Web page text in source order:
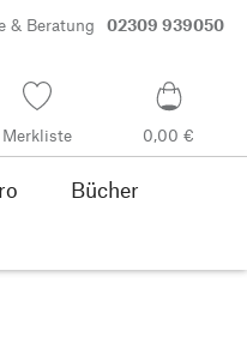
& Beratung 02309 939050
Merkliste 0,00 €
Bücher